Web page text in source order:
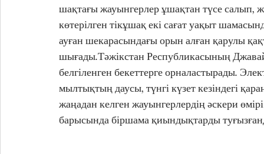
шақтағы жауынгерлер ұшақтан түсе салып,
көтерілген тікұшақ екі сағат уақыт
ауған шекарасындағы орын алған қарулы
шығады.Тәжікстан Республикасының
белгіленген бекеттерге орналастырады.
мылтықтың даусы, түнгі күзет кезіндегі
жаңадан келген жауынгерлердің әскери
барысында біршама қиындықтарды